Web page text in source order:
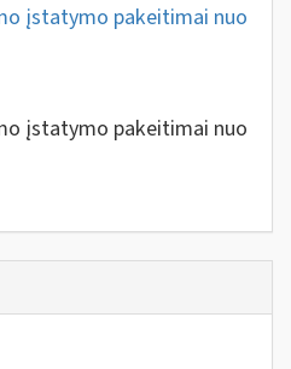
įstatymo pakeitimai nuo
įstatymo pakeitimai nuo